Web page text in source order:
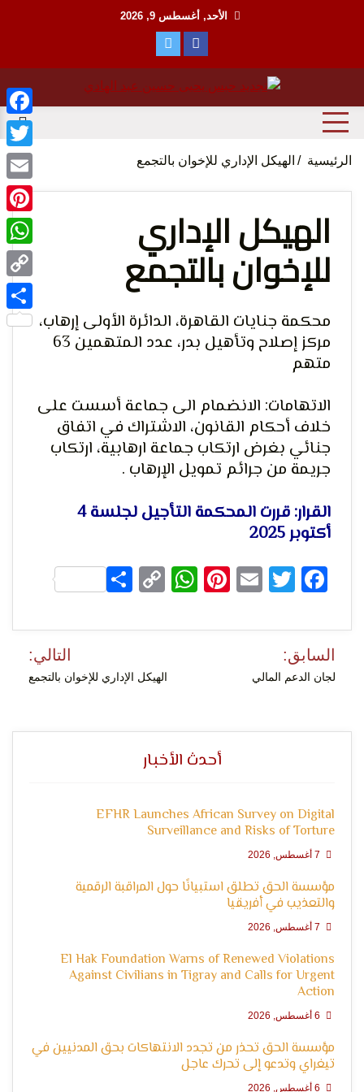
الأحد, أغسطس 9, 2026
الحق
لحرية
الرأي
التعبير
وحقوق
منظمة حقوقية مصرية تدافع عن حقوق الانسان
الرئيسية الهيكل الإداري للإخوان بالتجمع
الهيكل الإداري
للإخوان بالتجمع
محكمة جنايات القاهرة، الدائرة الأولى إرهاب،
مركز إصلاح وتأهيل بدر، عدد المتهمين 63
متهم
الاتهامات: الانضمام الى جماعة أسست على
خلاف أحكام القانون، الاشتراك في اتفاق
جنائي بغرض ارتكاب جماعة ارهابية، ارتكاب
جريمة من جرائم تمويل الإرهاب .
القرار: قررت المحكمة التأجيل لجلسة 4
أكتوبر 2025
Facebook
Twitter
Email
Pinterest
WhatsApp
Copy
Share
تصفّح
المقالات
السابق:
لجان الدعم المالي
التالي:
الهيكل الإداري للإخوان بالتجمع
أحدث الأخبار
EFHR Launches African Survey on Digital
Surveillance and Risks of Torture
مؤسسة الحق تطلق استبيانًا حول المراقبة الرقمية
والتعذيب في أفريقيا
El Hak Foundation Warns of Renewed Violations
Against Civilians in Tigray and Calls for Urgent
Action
مؤسسة الحق تحذر من تجدد الانتهاكات بحق المدنيين في
تيغراي وتدعو إلى تحرك عاجل
Email
Copy
Link